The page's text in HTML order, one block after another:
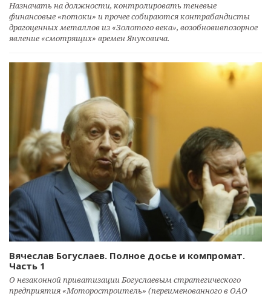
Назначать на должности, контролировать теневые
финансовые «потоки» и прочее собираются контрабандисты
драгоценных металлов из «Золотого века», возобновивпозорное
явление «смотрящих» времен Януковича.
Вячеслав Богуслаев. Полное досье и компромат.
Часть 1
О незаконной приватизации Богуслаевым стратегического
предприятия «Моторостроитель» (переименованного в ОАО